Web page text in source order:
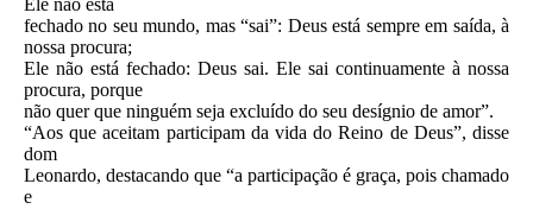
Ele não está
fechado no seu mundo, mas “sai”: Deus está sempre em saída, à
nossa procura;
Ele não está fechado: Deus sai. Ele sai continuamente à nossa
procura, porque
não quer que ninguém seja excluído do seu desígnio de amor”.
“Aos que aceitam participam da vida do Reino de Deus”, disse
dom
Leonardo, destacando que “a participação é graça, pois chamado
e